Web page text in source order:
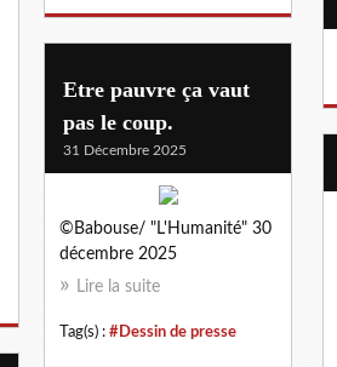
Etre pauvre ça vaut
pas le coup.
31 Décembre 2025
©Babouse/ "L'Humanité" 30
décembre 2025
Lire la suite
Tag(s) : #Dessin de presse